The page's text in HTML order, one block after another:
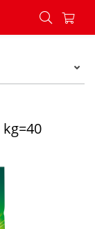
kg=40 pranja -